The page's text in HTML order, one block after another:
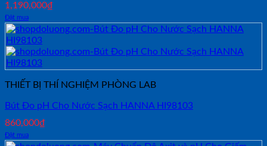
1,190,000₫
Đặt mua
THIẾT BỊ THÍ NGHIỆM PHÒNG LAB
Bút Đo pH Cho Nước Sạch HANNA HI98103
860,000₫
Đặt mua